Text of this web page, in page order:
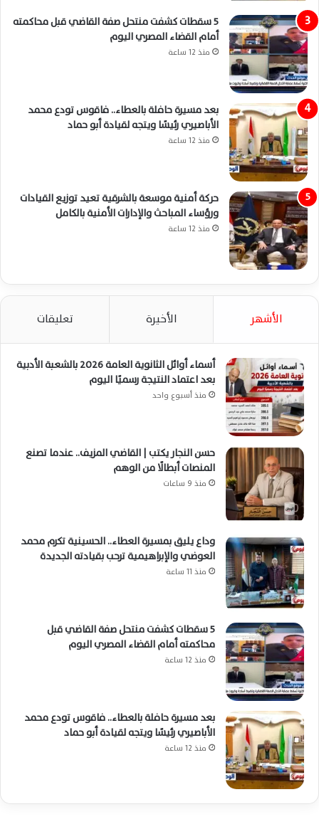
5 سقطات كشفت منتحل صفة القاضي قبل محاكمته
أمام القضاء المصري اليوم
منذ 12 ساعة
بعد مسيرة حافلة بالعطاء.. فاقوس تودع محمد
الأباصيري رئيسًا ويتجه لقيادة أبو حماد
منذ 12 ساعة
حركة أمنية موسعة بالشرقية تعيد توزيع القيادات
ورؤساء المباحث والإدارات الأمنية بالكامل
منذ 12 ساعة
الأشهر الأخيرة تعليقات
أسماء أوائل الثانوية العامة 2026 بالشعبة الأدبية
بعد اعتماد النتيجة رسميًا اليوم
منذ أسبوع واحد
حسن النجار يكتب | القاضي المزيف.. عندما تصنع
المنصات أبطالًا من الوهم
منذ 9 ساعات
وداع يليق بمسيرة العطاء.. الحسينية تكرم محمد
العوضي والإبراهيمية ترحب بقيادته الجديدة
منذ 11 ساعة
5 سقطات كشفت منتحل صفة القاضي قبل
محاكمته أمام القضاء المصري اليوم
منذ 12 ساعة
بعد مسيرة حافلة بالعطاء.. فاقوس تودع محمد
الأباصيري رئيسًا ويتجه لقيادة أبو حماد
منذ 12 ساعة